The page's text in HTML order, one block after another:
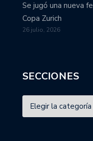
Se jugó una nueva
Copa Zurich
26 julio, 2026
SECCIONES